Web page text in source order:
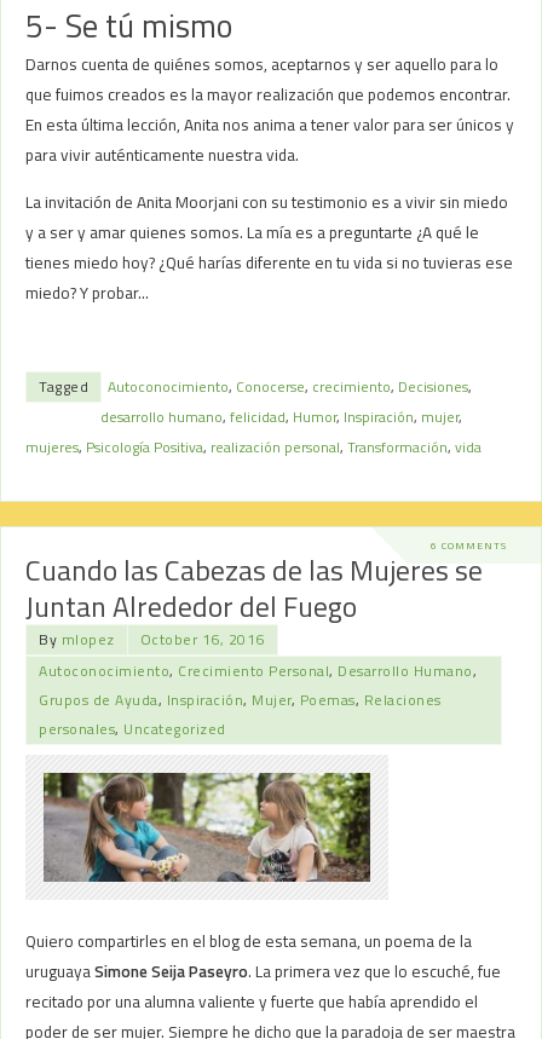
5- Se tú mismo
Darnos cuenta de quiénes somos, aceptarnos y ser aquello para lo
que fuimos creados es la mayor realización que podemos encontrar.
En esta última lección, Anita nos anima a tener valor para ser únicos y
para vivir auténticamente nuestra vida.
La invitación de Anita Moorjani con su testimonio es a vivir sin miedo
y a ser y amar quienes somos. La mía es a preguntarte ¿A qué le
tienes miedo hoy? ¿Qué harías diferente en tu vida si no tuvieras ese
miedo? Y probar…
Tagged Autoconocimiento, Conocerse, crecimiento, Decisiones,
desarrollo humano,felicidad, Humor, Inspiración, mujer,
mujeres, Psicología Positiva, realización personal,Transformación,vida
6 COMMENTS
Cuando las Cabezas de las Mujeres se
Juntan Alrededor del Fuego
By mlopez
October 16, 2016
Autoconocimiento, Crecimiento Personal, Desarrollo Humano,
Grupos de Ayuda, Inspiración, Mujer, Poemas, Relaciones
personales, Uncategorized
Quiero compartirles en el blog de esta semana, un poema de la
uruguayaSimone Seija Paseyro. La primera vez que lo escuché, fue
recitado por una alumna valiente y fuerte que había aprendido el
poder de ser mujer. Siempre he dicho que la paradoja de ser maestra